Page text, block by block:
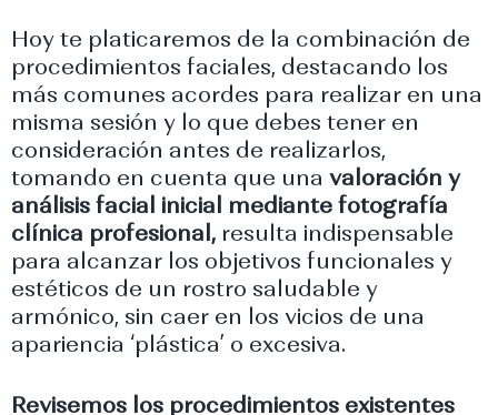
Hoy te platicaremos de la combinación de
procedimientos faciales, destacando los
más comunes acordes para realizar en una
misma sesión y lo que debes tener en
consideración antes de realizarlos,
tomando en cuenta que una valoración y
análisis facial inicial mediante fotografía
clínica profesional, resulta indispensable
para alcanzar los objetivos funcionales y
estéticos de un rostro saludable y
armónico, sin caer en los vicios de una
apariencia ‘plástica’ o excesiva.
Revisemos los procedimientos existentes